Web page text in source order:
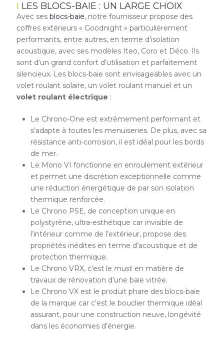
LES BLOCS-BAIE : UN LARGE CHOIX
Avec ses blocs-baie, notre fournisseur propose des
coffres extérieurs « Goodnight » particulièrement
performants, entre autres, en terme d’isolation
acoustique, avec ses modèles Iteo, Coro et Déco. Ils
sont d’un grand confort d’utilisation et parfaitement
silencieux. Les blocs-baie sont envisageables avec un
volet roulant solaire, un volet roulant manuel et un
volet roulant électrique :
Le Chrono-One est extrêmement performant et
s’adapte à toutes les menuiseries. De plus, avec sa
résistance anti-corrosion, il est idéal pour les bords
de mer.
Le Mono VI fonctionne en enroulement extérieur
et permet une discrétion exceptionnelle comme
une réduction énergétique de par son isolation
thermique renforcée.
Le Chrono PSE, de conception unique en
polystyrène, ultra-esthétique car invisible de
l’intérieur comme de l’extérieur, propose des
propriétés inédites en terme d’acoustique et de
protection thermique.
Le Chrono VRX, c’est le must en matière de
travaux de rénovation d’une baie vitrée.
Le Chrono VX est le produit phare des blocs-baie
de la marque car c’est le bouclier thermique idéal
assurant, pour une construction neuve, longévité
dans les économies d’énergie.